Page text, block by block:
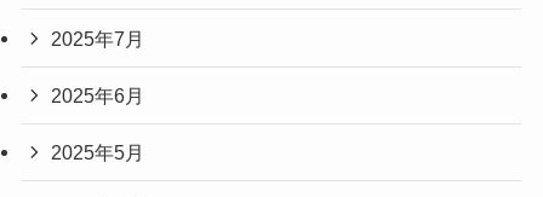
2025年7月
2025年6月
2025年5月